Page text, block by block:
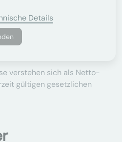
Details
verstehen sich als Netto-
gültigen gesetzlichen